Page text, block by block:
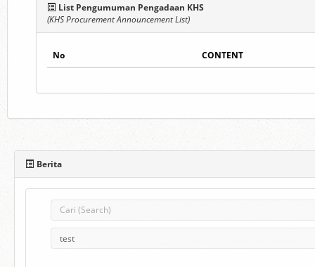
List Pengumuman Pengadaan KHS
(KHS Procurement Announcement List)
No CONTENT
Berita